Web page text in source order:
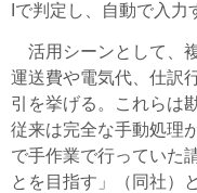
Iで判定し、自動で入力
活用シーンとして、
運送費や電気代、仕訳
引を挙げる。これらは
従来は完全な手動処理
で手作業で行っていた
とを目指す」（同社）